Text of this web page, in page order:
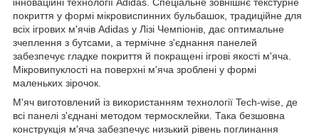
покриття у формі мікровиспинних бульбашок, традиційне для
всіх ігрових м'ячів Adidas у Лізі Чемпіонів, дає оптимальне
зчеплення з бутсами, а термічне з'єднання панелей
забезпечує гладке покриття й покращені ігрові якості м'яча.
Мікровипуклості на поверхні м'яча зроблені у формі
маленьких зірочок.
М'яч виготовлений із використанням технології Tech-wise, де
всі панелі з'єднані методом термосклейки. Така безшовна
конструкція м'яча забезпечує низький рівень поглинання